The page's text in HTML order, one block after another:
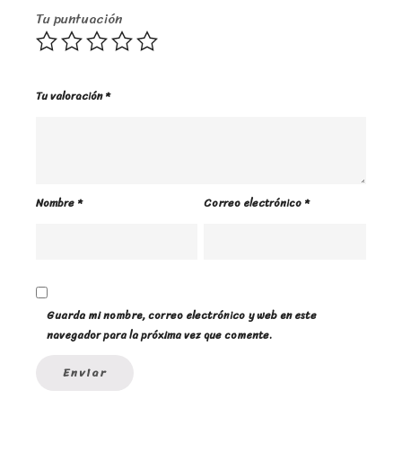
Tu puntuación
Tu valoración*
Nombre* Correo electrónico*
Guarda mi nombre, correo electrónico y web en este
navegador para la próxima vez que comente.